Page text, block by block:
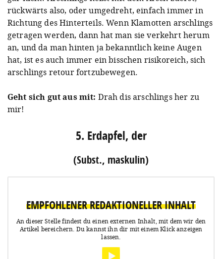
rückwärts also, oder umgedreht, einfach immer in
Richtung des Hinterteils. Wenn Klamotten arschlings
getragen werden, dann hat man sie verkehrt herum
an, und da man hinten ja bekanntlich keine Augen
hat, ist es auch immer ein bisschen risikoreich, sich
arschlings retour fortzubewegen.
Geht sich gut aus mit: Drah dis arschlings her zu
mir!
5. Erdapfel, der
(Subst., maskulin)
EMPFOHLENER REDAKTIONELLER INHALT
An dieser Stelle findest du einen externen Inhalt, mit dem wir den
Artikel bereichern. Du kannst ihn dir mit einem Klick anzeigen
lassen.